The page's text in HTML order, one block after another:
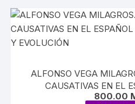
ALFONSO VEGA
CAUSATIVAS EN EL
ESTRUCTURA
800.00